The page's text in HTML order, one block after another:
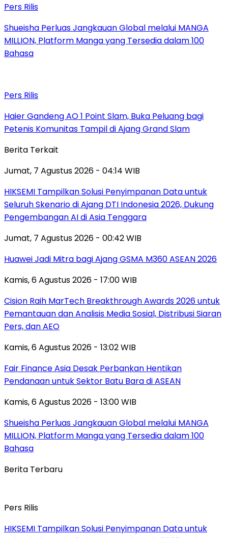
Pers Rilis
Shueisha Perluas Jangkauan Global melalui MANGA
MILLION, Platform Manga yang Tersedia dalam 100
Bahasa
Pers Rilis
Haier Gandeng AO 1 Point Slam, Buka Peluang bagi
Petenis Komunitas Tampil di Ajang Grand Slam
Berita Terkait
Jumat, 7 Agustus 2026 - 04:14 WIB
HIKSEMI Tampilkan Solusi Penyimpanan Data untuk
Seluruh Skenario di Ajang DTI Indonesia 2026, Dukung
Pengembangan AI di Asia Tenggara
Jumat, 7 Agustus 2026 - 00:42 WIB
Huawei Jadi Mitra bagi Ajang GSMA M360 ASEAN 2026
Kamis, 6 Agustus 2026 - 17:00 WIB
Cision Raih MarTech Breakthrough Awards 2026 untuk
Pemantauan dan Analisis Media Sosial, Distribusi Siaran
Pers, dan AEO
Kamis, 6 Agustus 2026 - 13:02 WIB
Fair Finance Asia Desak Perbankan Hentikan
Pendanaan untuk Sektor Batu Bara di ASEAN
Kamis, 6 Agustus 2026 - 13:00 WIB
Shueisha Perluas Jangkauan Global melalui MANGA
MILLION, Platform Manga yang Tersedia dalam 100
Bahasa
Berita Terbaru
Pers Rilis
HIKSEMI Tampilkan Solusi Penyimpanan Data untuk